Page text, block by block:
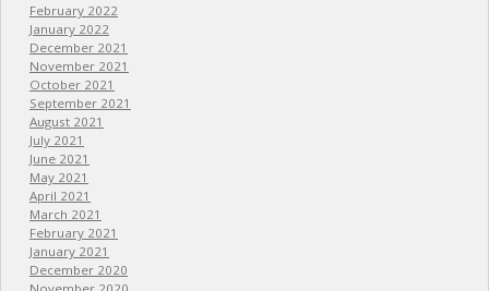
February 2022
January 2022
December 2021
November 2021
October 2021
September 2021
August 2021
July 2021
June 2021
May 2021
April 2021
March 2021
February 2021
January 2021
December 2020